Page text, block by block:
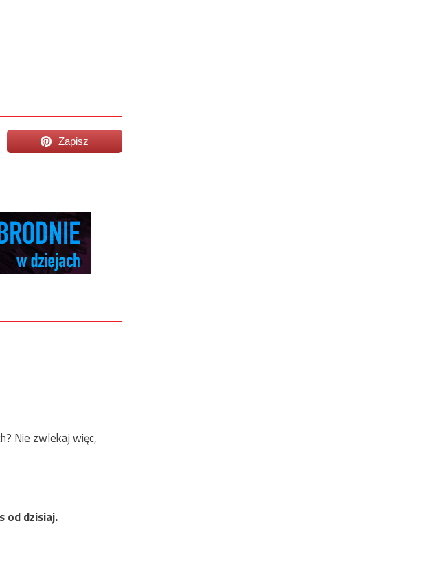
Zapisz
Nie zwlekaj więc,
od dzisiaj.